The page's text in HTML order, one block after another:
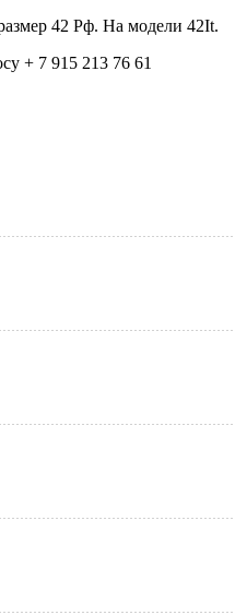
42 Рф. На модели 42It.
+ 7 915 213 76 61